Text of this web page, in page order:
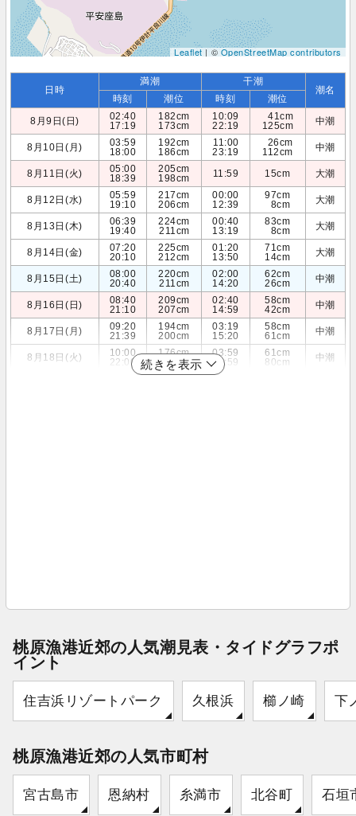
Leaflet| ©OpenStreetMap contributors
日時
満潮 干潮
潮名
時刻 潮位 時刻
潮位
8月9日(日)
02:40
17:19
182cm
173cm
10:09
22:19
41cm
125cm
中潮
8月10日(月)
03:59
18:00
192cm
186cm
11:00
23:19
26cm
112cm
中潮
8月11日(火)
05:00
18:39
205cm
198cm
11:59 15cm 大潮
8月12日(水)
05:59
19:10
217cm
206cm
00:00
12:39
97cm
8cm
大潮
8月13日(木)
06:39
19:40
224cm
211cm
00:40
13:19
83cm
8cm
大潮
8月14日(金)
07:20
20:10
225cm
212cm
01:20
13:50
71cm
14cm
大潮
8月15日(土)
08:00
20:40
220cm
211cm
02:00
14:20
62cm
26cm
中潮
8月16日(日)
08:40
21:10
209cm
207cm
02:40
14:59
58cm
42cm
中潮
8月17日(月)
09:20
21:39
194cm
200cm
03:19
15:20
58cm
61cm
中潮
8月18日(火)
10:00
22:00
176cm
192cm
03:59
15:59
61cm
80cm
中潮
続きを表示
桃原漁港近郊の人気潮見表・タイドグラフポ
イント
住吉浜リゾートパーク 久根浜 櫛ノ崎 下
桃原漁港近郊の人気市町村
宮古島市 恩納村 糸満市 北谷町 石垣